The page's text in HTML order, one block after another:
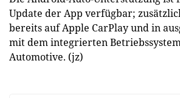
Update der App verfügbar;
bereits auf Apple CarPlay und in
mit dem integrierten
Automotive. (jz)